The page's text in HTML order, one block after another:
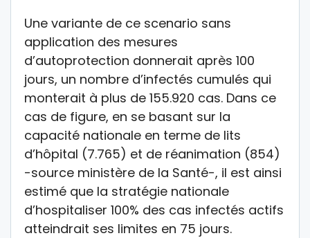
Une variante de ce scenario sans
application des mesures
d’autoprotection donnerait après 100
jours, un nombre d’infectés cumulés qui
monterait à plus de 155.920 cas. Dans ce
cas de figure, en se basant sur la
capacité nationale en terme de lits
d’hôpital (7.765) et de réanimation (854)
-source ministère de la Santé-, il est ainsi
estimé que la stratégie nationale
d’hospitaliser 100% des cas infectés actifs
atteindrait ses limites en 75 jours.